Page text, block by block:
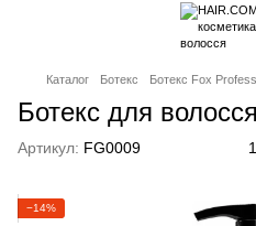
Каталог Ботекс Ботекс Fox
Ботекс для
Артикул: FG0009
−14%